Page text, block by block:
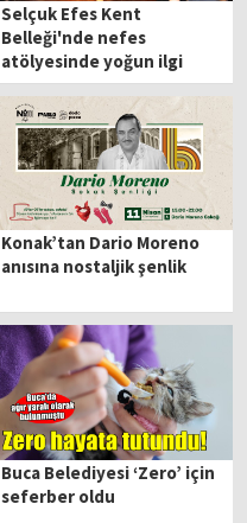
Selçuk Efes Kent
Belleği'nde nefes
atölyesinde yoğun ilgi
Konak’tan Dario Moreno
anısına nostaljik şenlik
Buca Belediyesi ‘Zero’ için
seferber oldu